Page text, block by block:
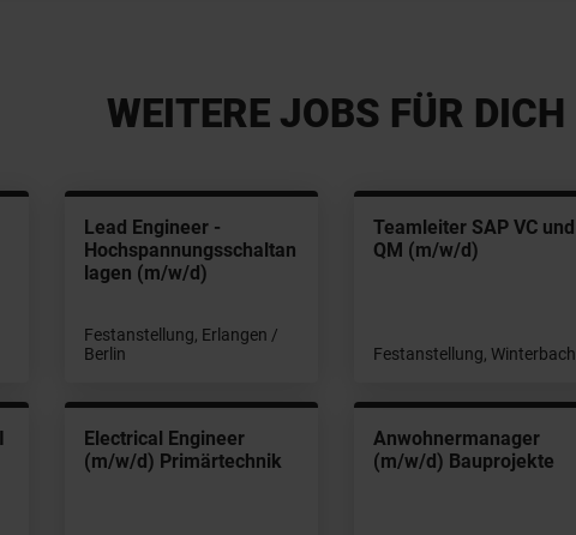
WEITERE JOBS FÜR DICH
Lead Engineer -
Hochspannungsschaltan
lagen (m/w/d)
Festanstellung, Erlangen /
Berlin
Electrical Engineer
(m/w/d) Primärtechnik
Teamleiter SAP VC und
QM (m/w/d)
Festanstellung, Winterbach
Anwohnermanager
(m/w/d) Bauprojekte